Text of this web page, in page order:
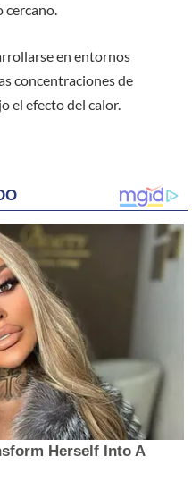
cercano.
en entornos
concentraciones de
el efecto del calor.